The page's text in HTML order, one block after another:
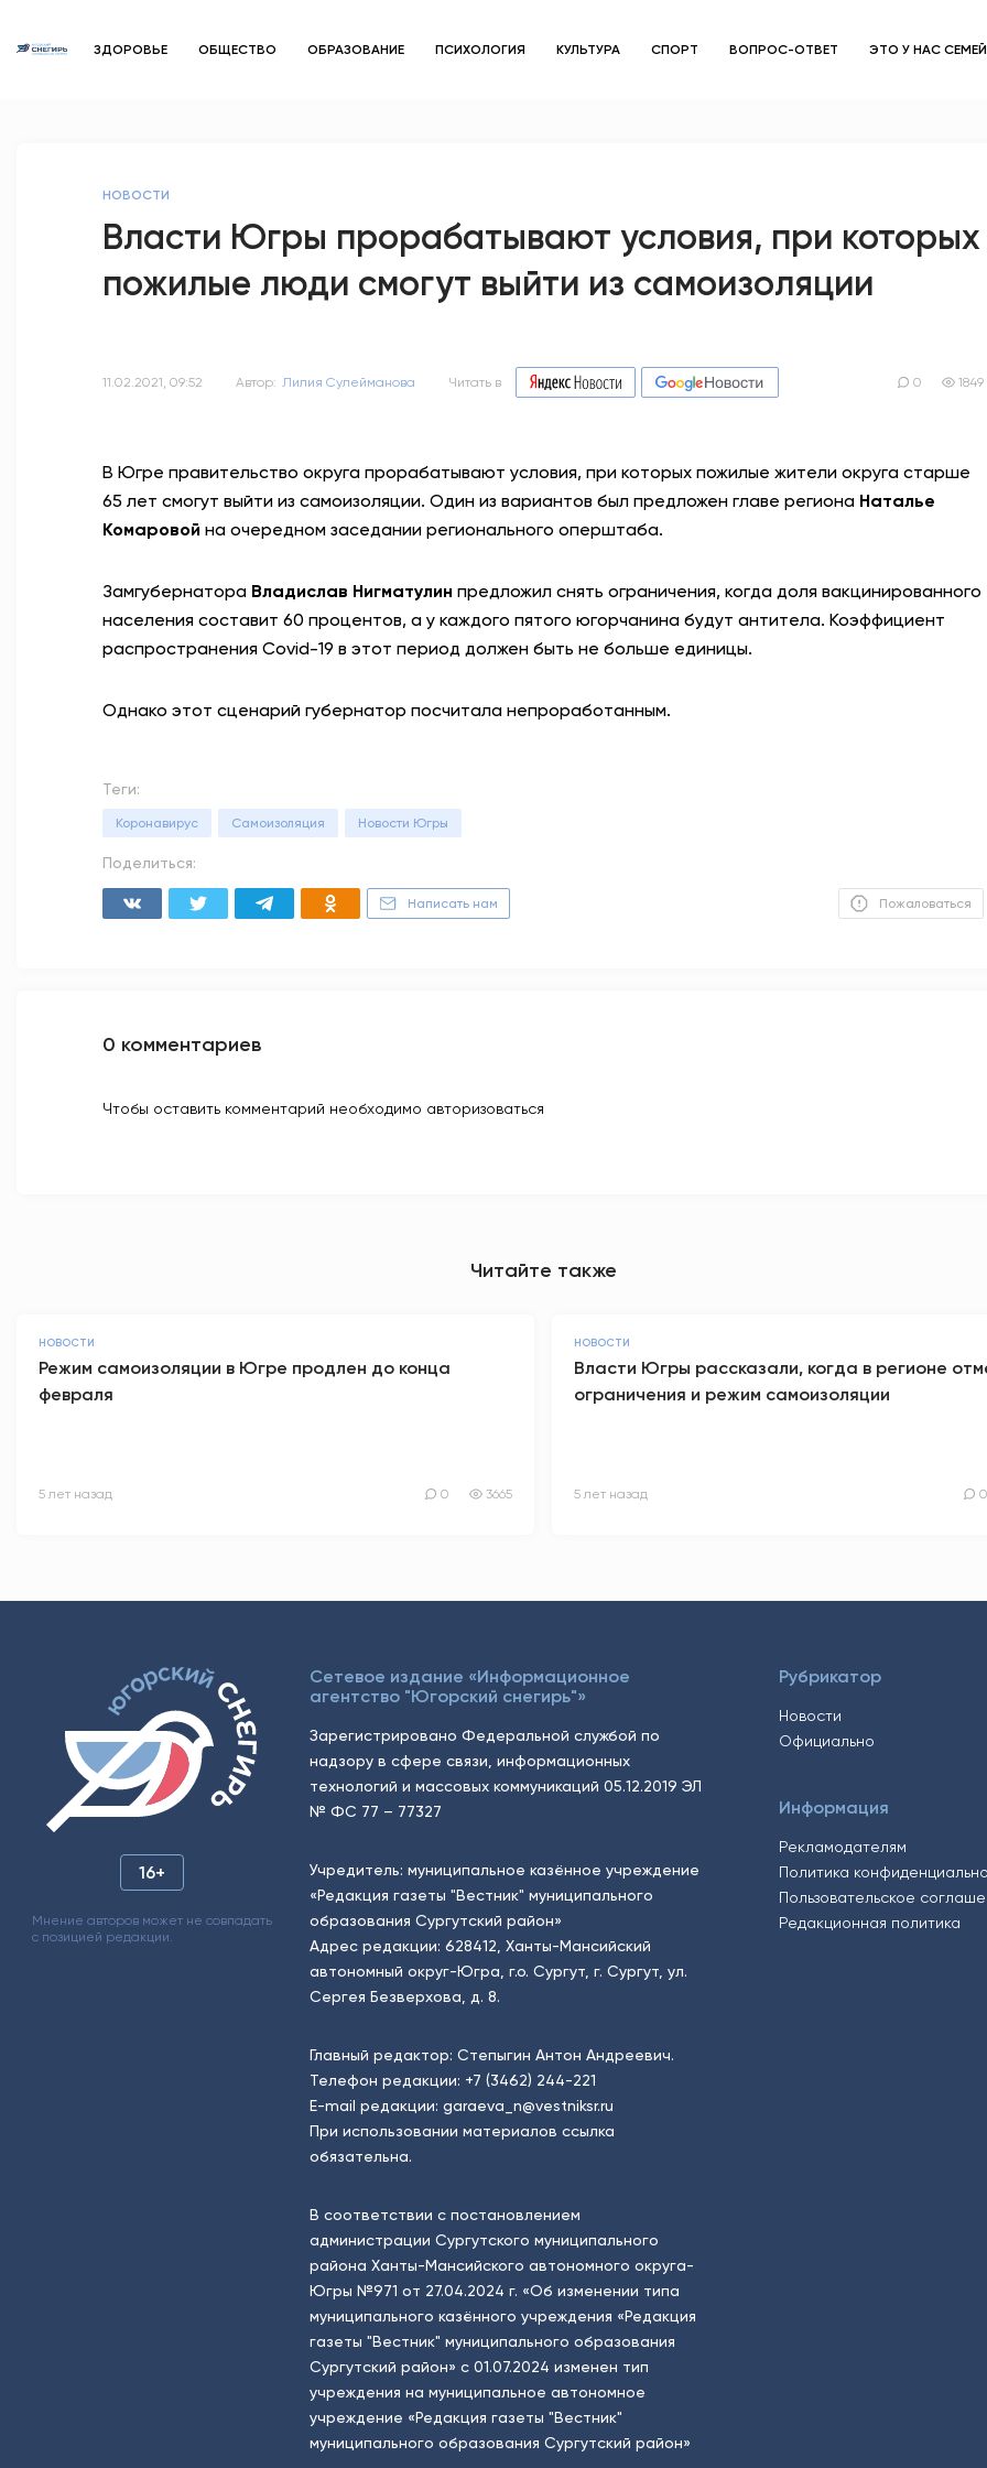
ЗДОРОВЬЕ ОБЩЕСТВО ОБРАЗОВАНИЕ ПСИХОЛОГИЯ КУЛЬТУРА СПОРТ ВОПРОС-ОТВЕТ ЭТО У НАС
ПСИХОЛОГИЯ
СПОРТ
ЭТО У НАС СЕМЕЙНОЕ
НОВОСТИ
НОВОСТИ
Власти Югры прорабатывают условия, при которых
пожилые люди смогут выйти из самоизоляции
11.02.2021, 09:52 Автор: Лилия Сулейманова Читать в 0 1849
В Югре правительство округа прорабатывают условия, при которых пожилые жители округа старше
65 лет смогут выйти из самоизоляции. Один из вариантов был предложен главе региона Наталье
Комаровой на очередном заседании регионального оперштаба.
Замгубернатора Владислав Нигматулин предложил снять ограничения, когда доля вакцинированного
населения составит 60 процентов, а у каждого пятого югорчанина будут антитела. Коэффициент
распространения Covid-19 в этот период должен быть не больше единицы.
Однако этот сценарий губернатор посчитала непроработанным.
Теги:
Коронавирус Самоизоляция Новости Югры
Поделиться:
Написать нам Пожаловаться
0 комментариев
Чтобы оставить комментарий необходимо авторизоваться
Читайте также
НОВОСТИ
Режим самоизоляции в Югре продлен до конца
февраля
5 лет назад 0 3665
НОВОСТИ
Власти Югры рассказали, когда в регионе
ограничения и режим самоизоляции
5 лет назад 0
16+
Мнение авторов может не совпадать
с позицией редакции.
Сетевое издание «Информационное
агентство "Югорский снегирь"»
Зарегистрировано Федеральной службой по
надзору в сфере связи, информационных
технологий и массовых коммуникаций 05.12.2019 ЭЛ
№ ФС 77 – 77327
Учредитель: муниципальное казённое учреждение
«Редакция газеты "Вестник" муниципального
образования Сургутский район»
Адрес редакции: 628412, Ханты-Мансийский
автономный округ-Югра, г.о. Сургут, г. Сургут, ул.
Сергея Безверхова, д. 8.
Главный редактор: Степыгин Антон Андреевич.
Телефон редакции: +7 (3462) 244-221
E-mail редакции: garaeva_n@vestniksr.ru
При использовании материалов ссылка
обязательна.
В соответствии с постановлением
администрации Сургутского муниципального
района Ханты-Мансийского автономного округа-
Югры №971 от 27.04.2024 г. «Об изменении типа
муниципального казённого учреждения «Редакция
газеты "Вестник" муниципального образования
Сургутский район» с 01.07.2024 изменен тип
учреждения на муниципальное автономное
учреждение «Редакция газеты "Вестник"
муниципального образования Сургутский район»
Рубрикатор
Новости
Официально
Информация
Рекламодателям
Политика
Пользовательское
Редакционная политика